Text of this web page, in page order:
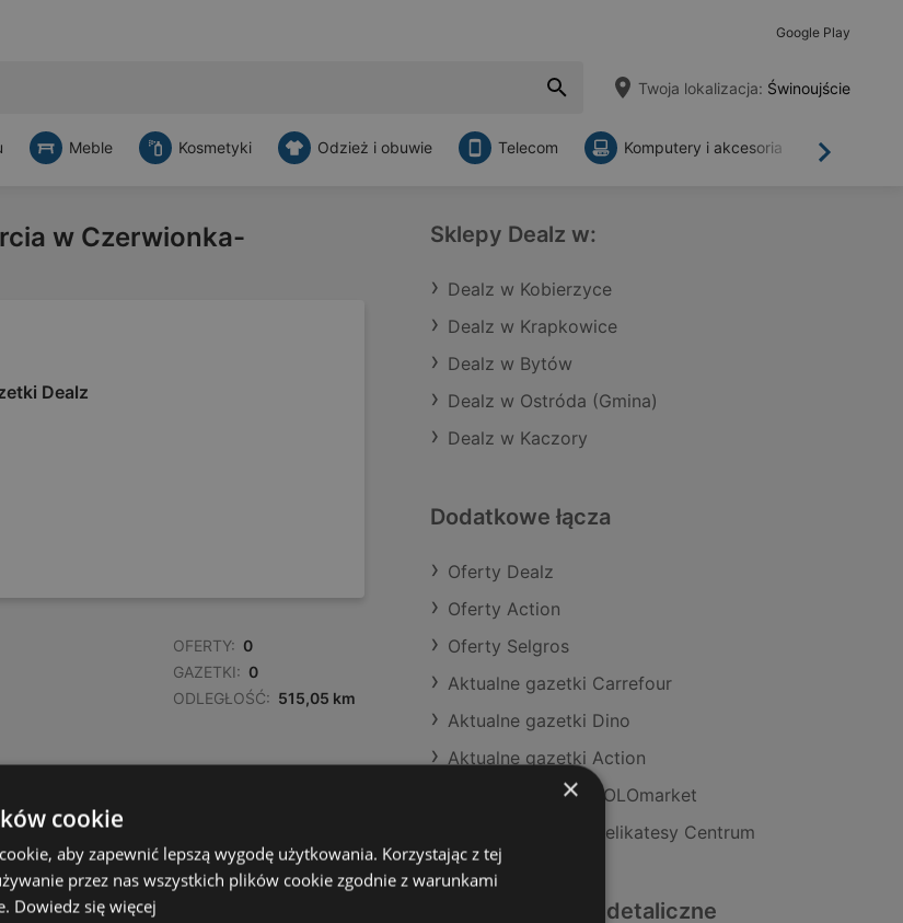
Google Play
Twoja lokalizacja: Świnoujście
Dalej
Meble Kosmetyki Odzież i obuwie Telecom Komputery i akcesoria
w Czerwionka-
Dealz
OFERTY: 0
GAZETKI: 0
ODLEGŁOŚĆ: 515,05 km
Sklepy Dealz w:
Dealz w Kobierzyce
Dealz w Krapkowice
Dealz w Bytów
Dealz w Ostróda (Gmina)
Dealz w Kaczory
Dodatkowe łącza
Oferty Dealz
Oferty Action
Oferty Selgros
Aktualne gazetki Carrefour
Aktualne gazetki Dino
Aktualne gazetki Action
Aktualne gazetki POLOmarket
Aktualne gazetki Delikatesy Centrum
Podobne sklepy detaliczne
×
cookie
aby zapewnić lepszą wygodę użytkowania. Korzystając z tej
przez nas wszystkich plików cookie zgodnie z warunkami
Dowiedz się więcej